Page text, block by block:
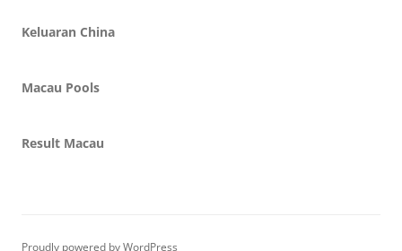
Keluaran China
Macau Pools
Result Macau
Proudly powered by WordPress